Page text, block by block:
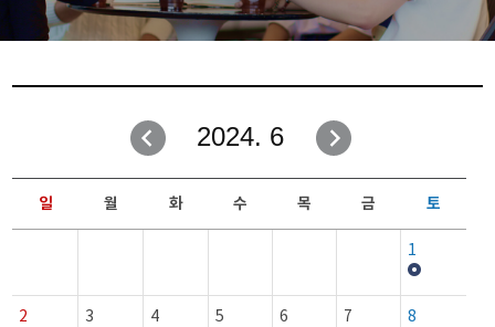
2024. 6
일 월 화 수 목 금 토
1
2 3 4 5 6 7 8